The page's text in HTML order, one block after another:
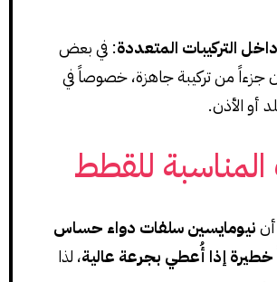
التركيبات المتعددة: في بعض
جزءاً من تركيبة جاهزة، خصوصاً في
أو الأذن.
للقطط
نيومايسين سلفات دواء حساس
خطيرة إذا أُعطي بجرعة عالية، لذا